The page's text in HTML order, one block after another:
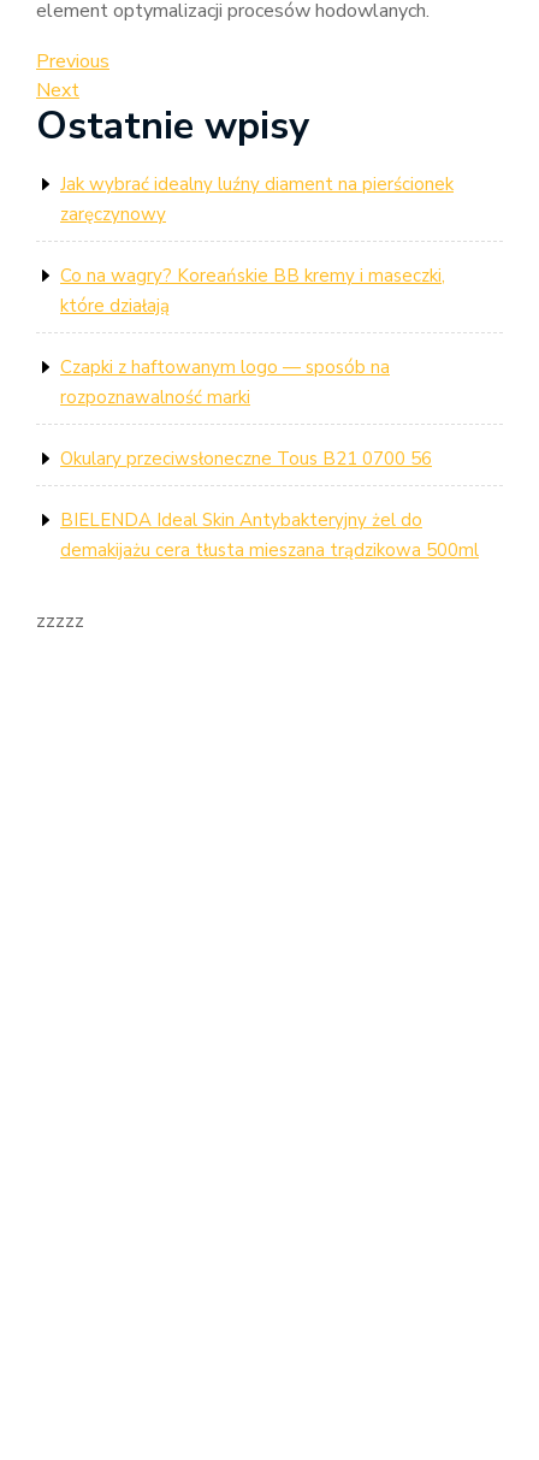
element optymalizacji procesów hodowlanych.
Nawigacja
wpisu
Previous
Post
Previous
Next
Post
Next
Ostatnie wpisy
Jak wybrać idealny luźny diament na pierścionek
zaręczynowy
Co na wagry? Koreańskie BB kremy i maseczki,
które działają
Czapki z haftowanym logo — sposób na
rozpoznawalność marki
Okulary przeciwsłoneczne Tous B21 0700 56
BIELENDA Ideal Skin Antybakteryjny żel do
demakijażu cera tłusta mieszana trądzikowa 500ml
zzzzz